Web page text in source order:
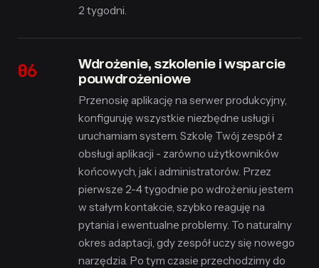
2 tygodni.
Wdrożenie, szkolenie i wsparcie
pouwdrożeniowe
Przenosię aplikację na serwer produkcyjny,
konfiguruję wszystkie niezbędne usługi i
uruchamiam system. Szkolę Twój zespół z
obsługi aplikacji - zarówno użytkowników
końcowych, jak i administratorów. Przez
pierwsze 2-4 tygodnie po wdrożeniu jestem
w stałym kontakcie, szybko reaguję na
pytania i ewentualne problemy. To naturalny
okres adaptacji, gdy zespół uczy się nowego
narzędzia. Po tym czasie przechodzimy do